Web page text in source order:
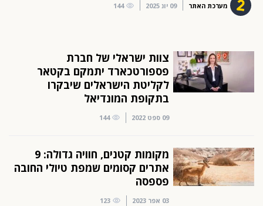
מערכת האתר 09 יונ 2025 144
צוות ישראלי של חברת
פספורטכארד יתמקם בקטאר
לקליטת הישראלים שיבקרו
בתקופת המונדיאל
09 ספט 2022 144
מקומות קטנים, חוויה גדולה: 9
אתרים קסומים שמפת טיולי החובה
פספסה
03 אפר 2023 123